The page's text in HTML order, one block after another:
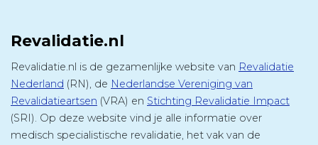
Revalidatie.nl
Revalidatie.nl is de gezamenlijke website van Revalidatie
Nederland (RN), de Nederlandse Vereniging van
Revalidatieartsen (VRA) en Stichting Revalidatie Impact
(SRI). Op deze website vind je alle informatie over
medisch specialistische revalidatie, het vak van de